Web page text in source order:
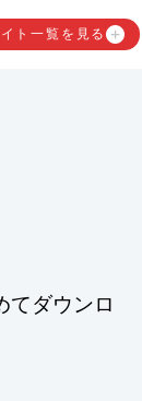
ト一覧を見る
てダウンロ